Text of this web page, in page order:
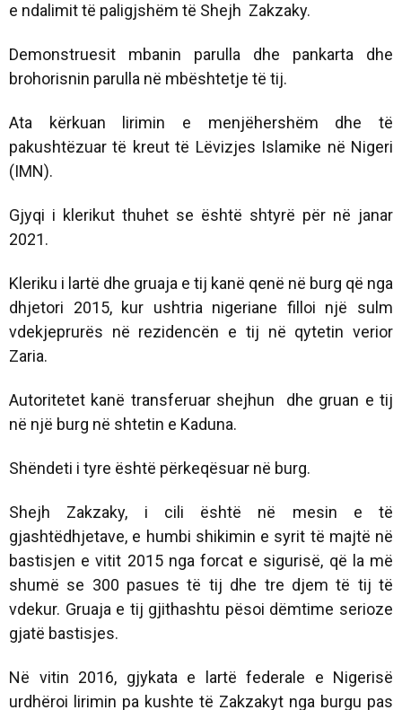
e ndalimit të paligjshëm të Shejh Zakzaky.
Demonstruesit mbanin parulla dhe pankarta dhe
brohorisnin parulla në mbështetje të tij.
Ata kërkuan lirimin e menjëhershëm dhe të
pakushtëzuar të kreut të Lëvizjes Islamike në Nigeri
(IMN).
Gjyqi i klerikut thuhet se është shtyrë për në janar
2021.
Kleriku i lartë dhe gruaja e tij kanë qenë në burg që nga
dhjetori 2015, kur ushtria nigeriane filloi një sulm
vdekjeprurës në rezidencën e tij në qytetin verior
Zaria.
Autoritetet kanë transferuar shejhun dhe gruan e tij
në një burg në shtetin e Kaduna.
Shëndeti i tyre është përkeqësuar në burg.
Shejh Zakzaky, i cili është në mesin e të
gjashtëdhjetave, e humbi shikimin e syrit të majtë në
bastisjen e vitit 2015 nga forcat e sigurisë, që la më
shumë se 300 pasues të tij dhe tre djem të tij të
vdekur. Gruaja e tij gjithashtu pësoi dëmtime serioze
gjatë bastisjes.
Në vitin 2016, gjykata e lartë federale e Nigerisë
urdhëroi lirimin pa kushte të Zakzakyt nga burgu pas